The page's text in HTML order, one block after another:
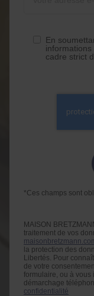
En
cadre strict
*Ces champs sont
MAISON
traitement de vos
la protection des
Libertés. Pour
de votre
formulaire, ou à vous
démarchage
confidentialité